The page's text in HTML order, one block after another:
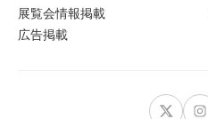
展覧会情報掲載
広告掲載